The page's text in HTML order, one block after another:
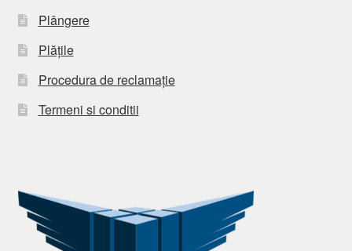
Plângere
Plățile
Procedura de reclamație
Termeni si conditii